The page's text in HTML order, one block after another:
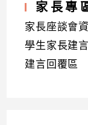
家長專
家長座談會
學生家長建
建言回覆區